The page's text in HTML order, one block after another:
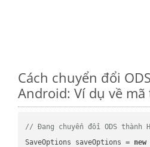
Cách chuyển đổi
Android: Ví dụ về
// Đang chuyển đổi ODS thành
SaveOptions saveOptions = new